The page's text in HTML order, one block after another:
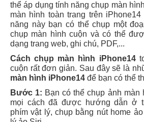
Bước 1:Bạn có thể chụp ảnh màn
mọi cách đã được hướng dẫn ở
phím vật lý, chụp bằng nút home
lý ảo Siri.
Bước 2:Sau khi ảnh đã được
nhấn vào ảnh vừa mới chụp được
sau đó chọn Full Page ( Toàn trang).
Bước 3:Lúc này bạn chỉ cần kéo
vào nhu cầu nội dung mà bạn
còn có thể chỉnh sửa ảnh, đánh
chép/xóa.